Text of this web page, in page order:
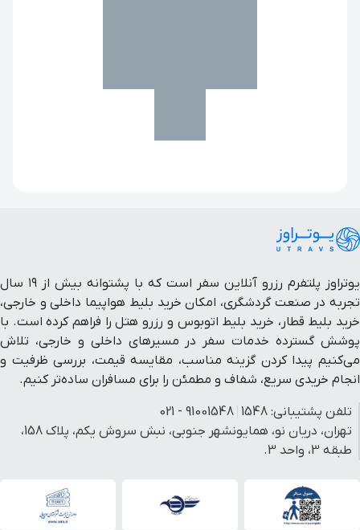
یوتراوز پلتفرم رزرو آنلاین سفر است که با پشتوانه بیش از ۱۹ سال
تجربه در صنعت گردشگری، امکان خرید بلیط هواپیما داخلی و خارجی،
خرید بلیط قطار، خرید بلیط اتوبوس و رزرو هتل را فراهم کرده است. با
پوشش گسترده خدمات سفر در مسیرهای داخلی و خارجی، تلاش
می‌کنیم پیدا کردن گزینه مناسب، مقایسه قیمت، بررسی ظرفیت و
انجام خریدی سریع، شفاف و مطمئن را برای مسافران ساده‌تر کنیم.
تلفن پشتیبانی: 1548
91001548 - 021
تهران، دریان نو، همایونشهر جنوبی، نبش سروش یکم، پلاک 158،
طبقه 3، واحد 3.